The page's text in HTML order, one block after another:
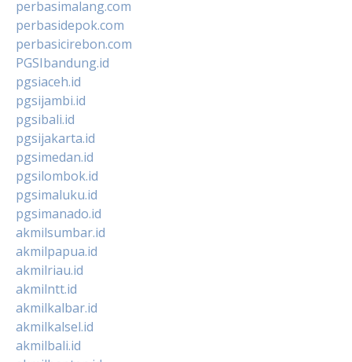
perbasimalang.com
perbasidepok.com
perbasicirebon.com
PGSIbandung.id
pgsiaceh.id
pgsijambi.id
pgsibali.id
pgsijakarta.id
pgsimedan.id
pgsilombok.id
pgsimaluku.id
pgsimanado.id
akmilsumbar.id
akmilpapua.id
akmilriau.id
akmilntt.id
akmilkalbar.id
akmilkalsel.id
akmilbali.id